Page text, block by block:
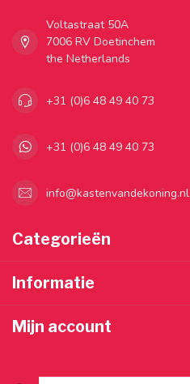
Voltastraat 50A
7006 RV Doetinchem
the Netherlands
+31 (0)6 48 49 40 73
+31 (0)6 48 49 40 73
info@kastenvandekoning.nl
Categorieën
Informatie
Mijn account